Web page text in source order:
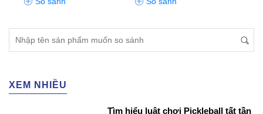
XEM NHIỀU
Tìm hiểu luật chơi Pickleball tất tần